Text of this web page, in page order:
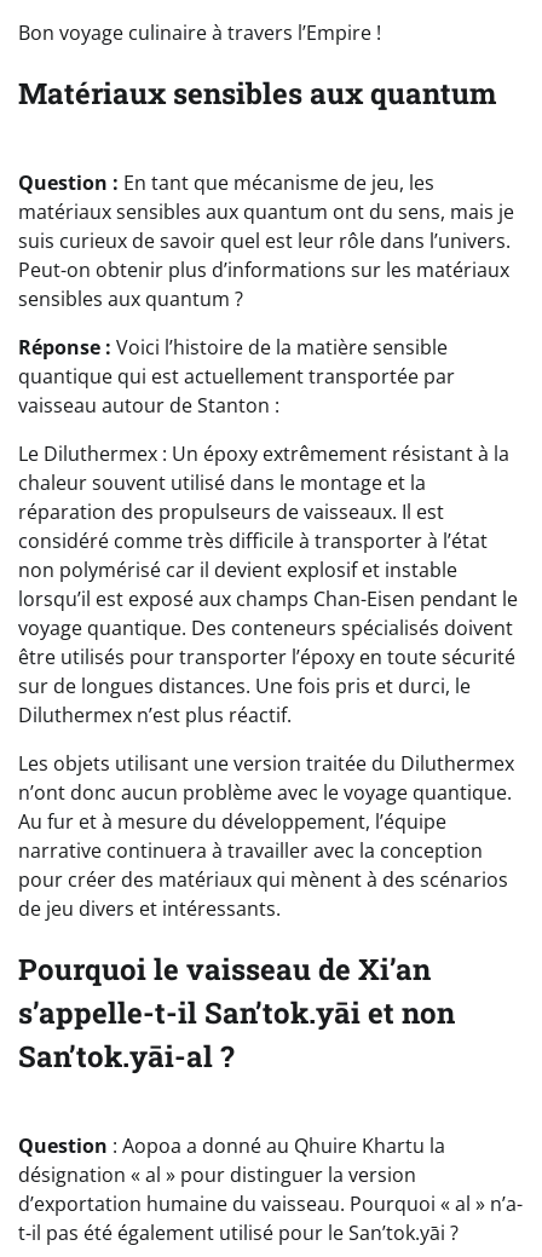
Bon voyage culinaire à travers l’Empire !
Matériaux sensibles aux quantum
Question : En tant que mécanisme de jeu, les
matériaux sensibles aux quantum ont du sens, mais je
suis curieux de savoir quel est leur rôle dans l’univers.
Peut-on obtenir plus d’informations sur les matériaux
sensibles aux quantum ?
Réponse : Voici l’histoire de la matière sensible
quantique qui est actuellement transportée par
vaisseau autour de Stanton :
Le Diluthermex : Un époxy extrêmement résistant à la
chaleur souvent utilisé dans le montage et la
réparation des propulseurs de vaisseaux. Il est
considéré comme très difficile à transporter à l’état
non polymérisé car il devient explosif et instable
lorsqu’il est exposé aux champs Chan-Eisen pendant le
voyage quantique. Des conteneurs spécialisés doivent
être utilisés pour transporter l’époxy en toute sécurité
sur de longues distances. Une fois pris et durci, le
Diluthermex n’est plus réactif.
Les objets utilisant une version traitée du Diluthermex
n’ont donc aucun problème avec le voyage quantique.
Au fur et à mesure du développement, l’équipe
narrative continuera à travailler avec la conception
pour créer des matériaux qui mènent à des scénarios
de jeu divers et intéressants.
Pourquoi le vaisseau de Xi’an
s’appelle-t-il San’tok.yāi et non
San’tok.yāi-al ?
Question : Aopoa a donné au Qhuire Khartu la
désignation « al » pour distinguer la version
d’exportation humaine du vaisseau. Pourquoi « al » n’a-
t-il pas été également utilisé pour le San’tok.yāi ?